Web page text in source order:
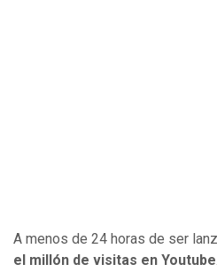
A menos de 24 horas de ser
el millón de visitas en Youtube